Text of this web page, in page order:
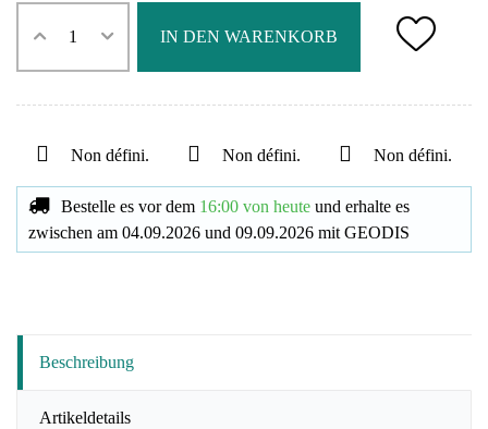
IN DEN WARENKORB
Non défini. Non défini. Non défini.
Bestelle es vor dem 16:00 von heute und erhalte es
zwischen am 04.09.2026 und 09.09.2026 mit GEODIS
Beschreibung
Artikeldetails